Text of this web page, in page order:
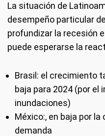
La situación de
desempeño particular
profundizar la recesión
puede esperarse la
Brasil: el crecimiento
baja para 2024 (por el
inundaciones)
México:, en baja por
demanda